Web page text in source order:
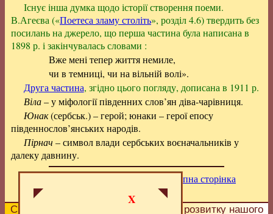
X
Існує інша думка щодо історії створення поеми.
В.Агеєва («Поетеса зламу століть», розділ 4.6) твердить без
посилань на джерело, що перша частина була написана в
1898 р. і закінчувалась словами :
Вже мені тепер життя немиле,
чи в темниці, чи на вільній волі».
Друга частина, згідно цього погляду, дописана в 1911 р.
Віла– у міфології південних слов’ян діва-чарівниця.
Юнак(сербськ.) – герой; юнаки – герої епосу
південнослов’янських народів.
Пірнач – символ влади сербських воєначальників у
далеку давнину.
Наступна сторінка
Сподобалась сторінка? розвитку нашого